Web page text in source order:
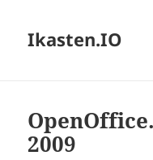
Ikasten.IO
2009